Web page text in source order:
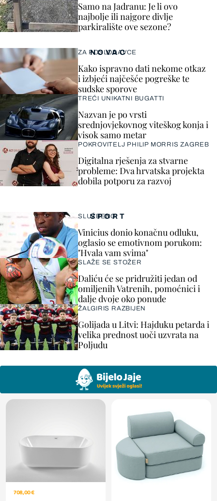
Samo na Jadranu: Je li ovo
najbolje ili najgore divlje
parkiralište ove sezone?
SPORT
SLUŽBENO
Vinicius donio konačnu odluku,
oglasio se emotivnom porukom:
"Hvala vam svima"
SLAŽE SE STOŽER
Daliću će se pridružiti jedan od
omiljenih Vatrenih, pomoćnici i
dalje dvoje oko ponude
ŽALGIRIS RAZBIJEN
Golijada u Litvi: Hajduku petarda i
velika prednost uoči uzvrata na
Poljudu
NOVAC
ZA POSLODAVCE
Kako ispravno dati nekome otkaz
i izbjeći najčešće pogreške te
sudske sporove
TREĆI UNIKATNI BUGATTI
Nazvan je po vrsti
srednjovjekovnog viteškog konja i
visok samo metar
POKROVITELJ PHILIP MORRIS ZAGREB
Digitalna rješenja za stvarne
probleme: Dva hrvatska projekta
dobila potporu za razvoj
708,00 €